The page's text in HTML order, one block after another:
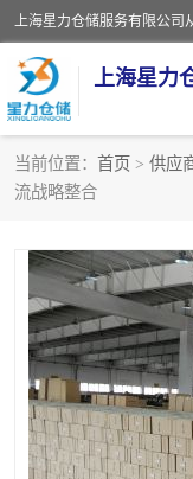
上海星力
当前位置： 首页 > 供应
流战略整合
上海仓库对外出租
上海仓储配送
上海仓库代运营
上海第三方仓储
仓储